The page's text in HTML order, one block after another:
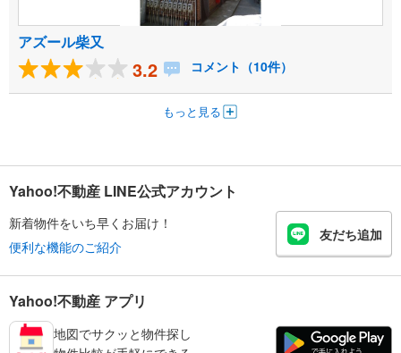
アズール柴又
3.2 コメント（10件）
もっと見る
Yahoo!不動産 LINE公式アカウント
新着物件をいち早くお届け！
便利な機能のご紹介
友だち追加
Yahoo!不動産 アプリ
地図でサクッと物件探し